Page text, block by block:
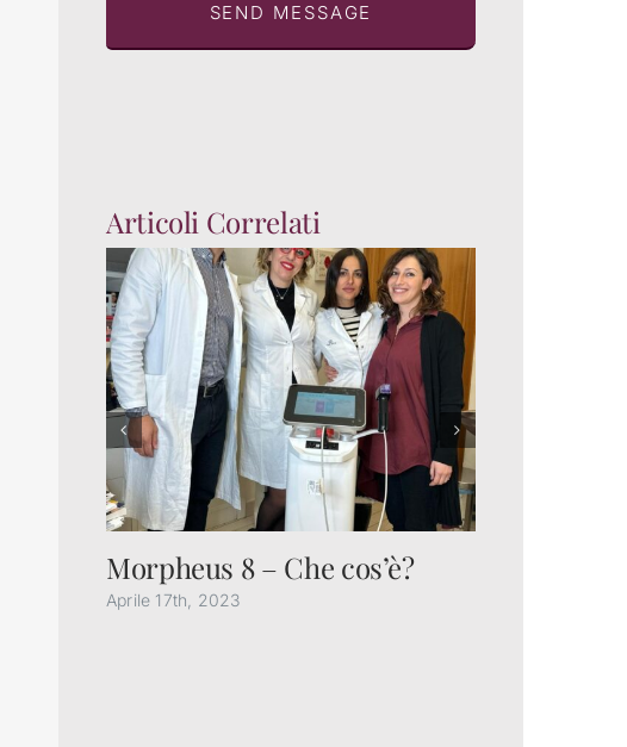
SEND MESSAGE
Articoli Correlati
Morpheus 8 – Che cos’è?
Aprile 17th, 2023